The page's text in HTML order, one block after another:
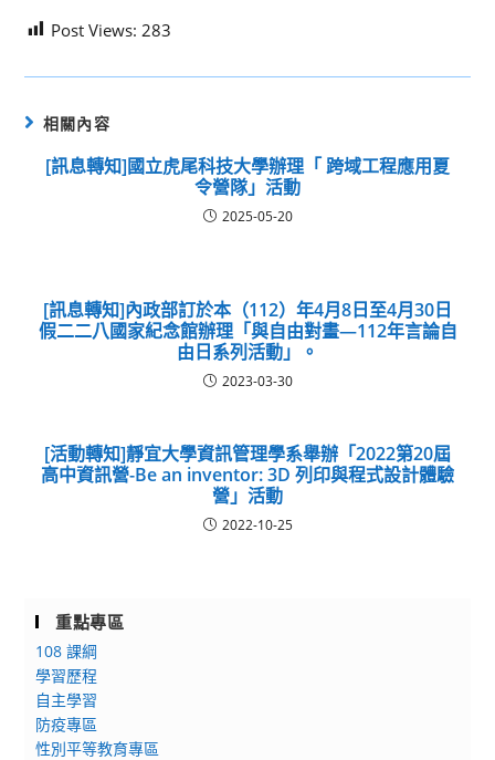
Post Views: 283
相關內容
[訊息轉知]國立虎尾科技大學辦理「 跨域工程應用夏
令營隊」活動
2025-05-20
[訊息轉知]內政部訂於本（112）年4月8日至4月30日
假二二八國家紀念館辦理「與自由對畫—112年言論自
由日系列活動」。
2023-03-30
[活動轉知]靜宜大學資訊管理學系舉辦「2022第20屆
高中資訊營-Be an inventor: 3D 列印與程式設計體驗
營」活動
2022-10-25
重點專區
108 課綱
學習歷程
自主學習
防疫專區
性別平等教育專區